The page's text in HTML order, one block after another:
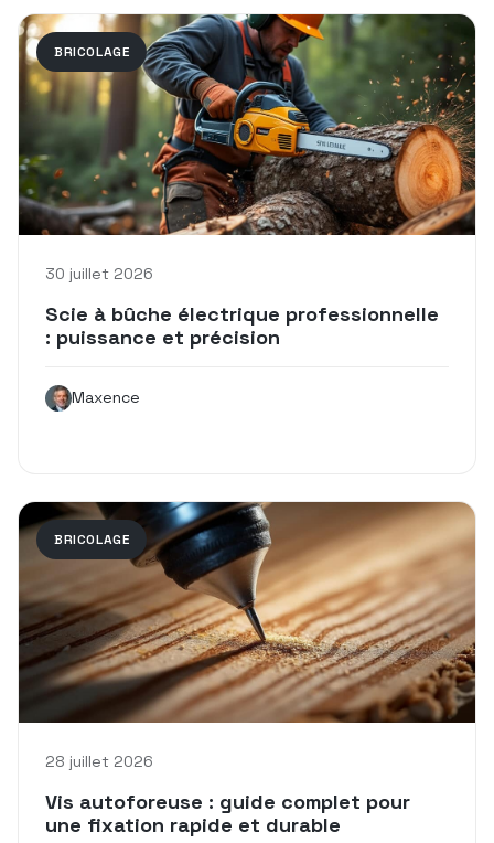
BRICOLAGE
30 juillet 2026
Scie à bûche électrique professionnelle
: puissance et précision
Maxence
BRICOLAGE
28 juillet 2026
Vis autoforeuse : guide complet pour
une fixation rapide et durable